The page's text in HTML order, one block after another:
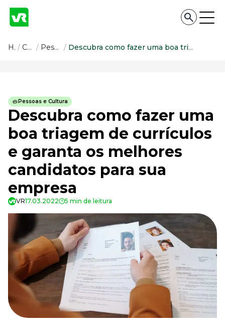
Conteúdo
Todas as categorias
Confira nossos conteúdos
Empreendedorismo
Impulsione o seu negócio
Legislação
Fique por dentro da lei
Pessoas e Cultura
Aprimore a cultura organizacional
Educação Financeira
Saiba como gerenciar o seu dinheiro
Para o Trabalhador
Tudo para facilitar a rotina
Imprensa
VR na Imprensa
Cursos
Cursos
Home/ Conteúdo / Pessoas e Cultura / Descubra como fazer uma boa triagem de currículos e garanta os melhores candidatos para sua empresa
Pessoas e Cultura
Descubra como fazer uma
boa triagem de currículos
e garanta os melhores
candidatos para sua
empresa
VR17.03.2022 5 min de leitura